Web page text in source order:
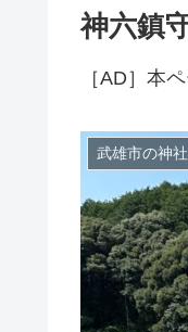
神六鎮
［AD］本
武雄市の神社